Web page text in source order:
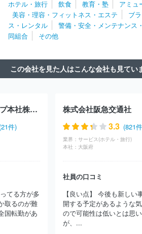
株式会社ベネフィット・ワン
株式会社
ングス株式会社
三井不動産レジデンシャ
式会社アルトナー
株式会社ワールドスト
社マーキュリー
エー・ピーホールディングス
株式会社ジ
一ライフグループ
株式会社チェッカーサポ
ック・ホールディングス
株式会社ベルパ
ホールディングス株式会社
ＮＧＢ株式会社
シーリクルートメント
アース環境サービ
サイエンスプラニング
ＧＭＯペイメント
インフォテック・サー
株式会社サニーサイドアップグループ
ップ株式会社
株式会社リクルートメディ
カルシステム株式会社
株式会社フロンテ
ホテル・旅行 飲食 教育・塾
アミュ
美容・理容・フィットネス・エステ
ブ
ス・レンタル
警備・安全・メンテナンス
同組合
その他
この会社を見た人はこんな会社も見てい
ハウス食品グループ本社株式会社
件)
てる方が多
取るのが難
国転勤があ
株式会社阪急交通社
3.3 (821
業界： サービス(ホテル・旅行)
本社： 大阪府
社員の口コミ
【良い点】 今後も新しい
開する予定があるような
ので可能性は低いとは思
が、...